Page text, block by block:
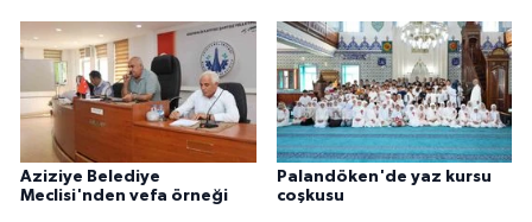
Aziziye Belediye
Meclisi'nden vefa örneği
Palandöken'de yaz kursu
coşkusu